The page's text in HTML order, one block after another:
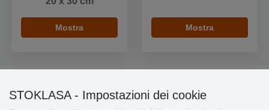
Mostra Mostra
STOKLASA - Impostazioni dei cookie